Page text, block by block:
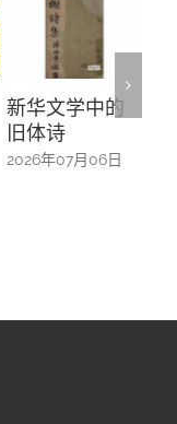
螺钿留芳：碧
山亭贺仪镜框
中的百业记忆